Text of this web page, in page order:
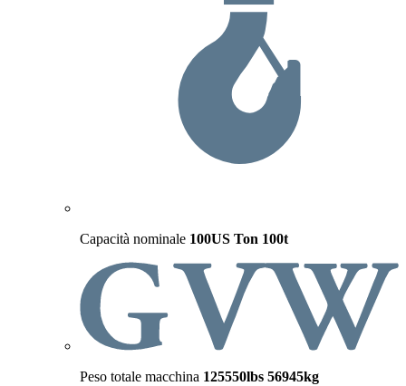
Capacità nominale 100US Ton 100t
Peso totale macchina 125550lbs 56945kg